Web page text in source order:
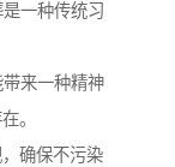
一种传统习
来一种精神
。
确保不污染